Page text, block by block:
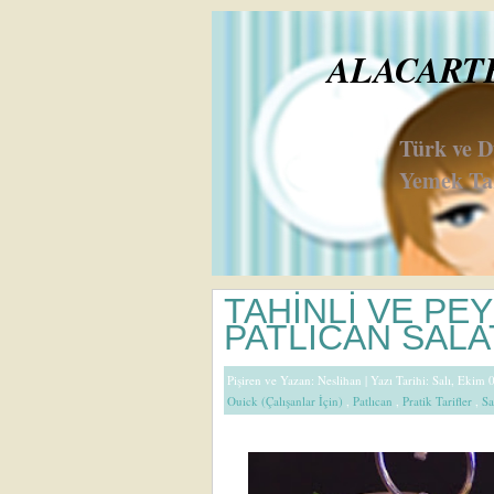
Türk ve
Yemek
TAHİNLİ VE
PATLICAN
Pişiren ve Yazan: Neslihan | Yazı Tarihi: Salı, Ekim
Ouick (Çalışanlar İçin) , Patlıcan , Pratik Tarifler ,